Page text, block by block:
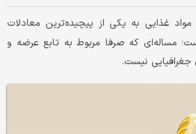
مواد غذایی به یکی از پیچیده‌‌ترین معادلات
مساله‌ای که صرفا مربوط به تابع عرضه و
نیست.